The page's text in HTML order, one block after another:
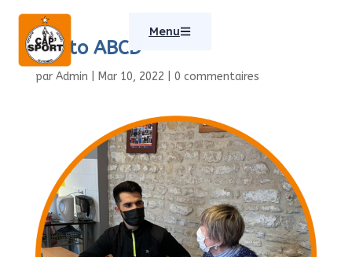
Menu
Photo ABCD
par Admin Mar 10, 2022 0 commentaires